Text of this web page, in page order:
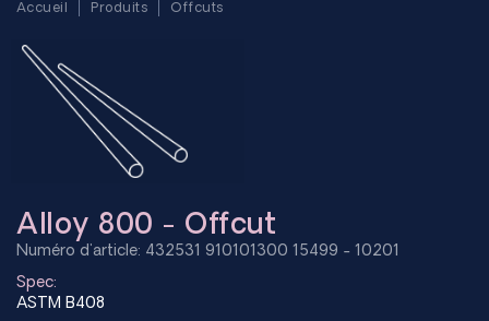
Accueil Produits Offcuts
Alloy 800 - Offcut
Numéro d'article: 432531 910101300 15499 - 10201
Spec:
ASTM B408